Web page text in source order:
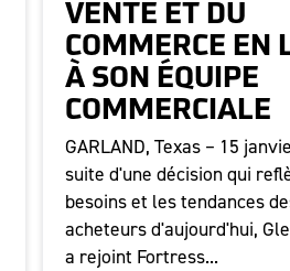
VENTE ET DU
COMMERCE EN
À SON ÉQUIPE
COMMERCIALE
GARLAND, Texas – 15
suite d'une décision qui
besoins et les tendances
acheteurs d'aujourd'hui,
a rejoint Fortress...